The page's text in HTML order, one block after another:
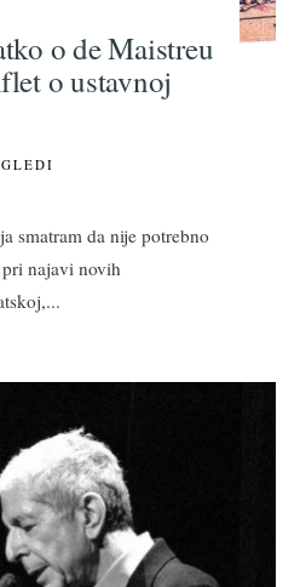
o de Maistreu
o ustavnoj
smatram da nije potrebno
najavi novih
...